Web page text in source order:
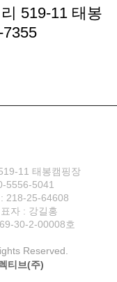
519-11 태봉
7355
11 태봉캠핑장
5556-5041
218-25-64608
자 : 강길홍
30-2-00008호
Reserved.
티브(주)